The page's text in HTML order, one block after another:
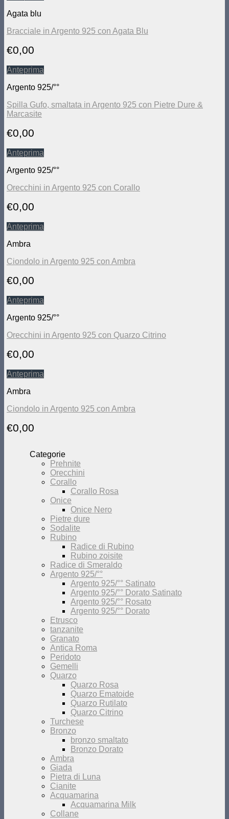
Agata blu
Bracciale in Argento 925 con Agata Blu
€0,00
Anteprima
Argento 925/°°
Spilla Gufo, smaltata in Argento 925 con Pietre Dure &
Marcasite
€0,00
Anteprima
Argento 925/°°
Orecchini in Argento 925 con Corallo
€0,00
Anteprima
Ambra
Ciondolo in Argento 925 con Ambra
€0,00
Anteprima
Argento 925/°°
Orecchini in Argento 925 con Quarzo Citrino
€0,00
Anteprima
Ambra
Ciondolo in Argento 925 con Ambra
€0,00
Categorie
Prehnite
Orecchini
Corallo
Corallo Rosa
Onice
Onice Nero
Pietre dure
Sodalite
Rubino
Radice di Rubino
Rubino zoisite
Radice di Smeraldo
Argento 925/°°
Argento 925/°° Satinato
Argento 925/°° Dorato Satinato
Argento 925/°° Rosato
Argento 925/°° Dorato
Etrusco
tanzanite
Granato
Antica Roma
Peridoto
Gemelli
Quarzo
Quarzo Rosa
Quarzo Ematoide
Quarzo Rutilato
Quarzo Citrino
Turchese
Bronzo
bronzo smaltato
Bronzo Dorato
Ambra
Giada
Pietra di Luna
Cianite
Acquamarina
Acquamarina Milk
Collane